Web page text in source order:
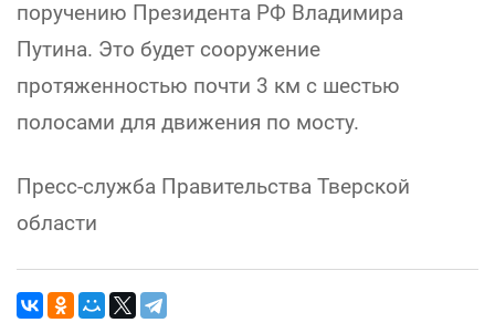
поручению Президента РФ Владимира
Путина. Это будет сооружение
протяженностью почти 3 км с шестью
полосами для движения по мосту.
Пресс-служба Правительства Тверской
области